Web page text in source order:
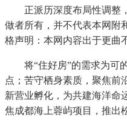
正派历深度布局性调整，
做者所有，并不代表本网附
格声明：本网内容出于更曲
将“住好房”的需求为可的
点；苦守栖身素质，聚焦前
新营业孵化，为共建海洋命
焦成都海上蓉屿项目，推出